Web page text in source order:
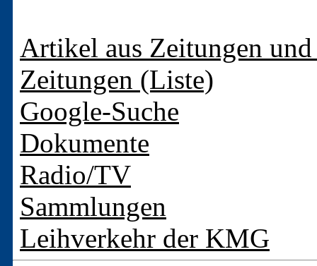
Artikel aus Zeitungen
Zeitungen (Liste)
Google-Suche
Dokumente
Radio/TV
Sammlungen
Leihverkehr der KMG